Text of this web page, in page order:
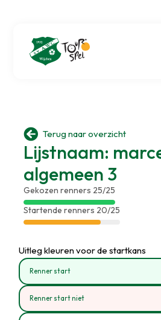
 Terug naar overzicht
Lijstnaam:
algemeen 3
Gekozen renners 25/25
Startende renners 20/25
Uitleg kleuren voor de startkans
Renner start
Renner start niet